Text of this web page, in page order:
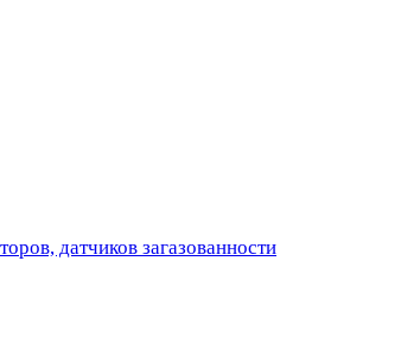
датчиков загазованности